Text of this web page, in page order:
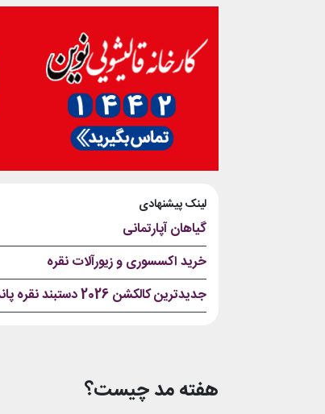
لینک پیشنهادی
گیاهان آپارتمانی
خرید اکسسوری و زیورآلات نقره
جدیدترین کالکشن 2026 دستبند نقره پاندورا
هفته مد چیست؟